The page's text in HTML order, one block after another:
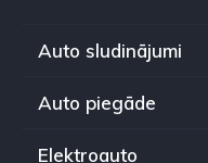
Auto sludinājumi
Auto piegāde
Elektroauto